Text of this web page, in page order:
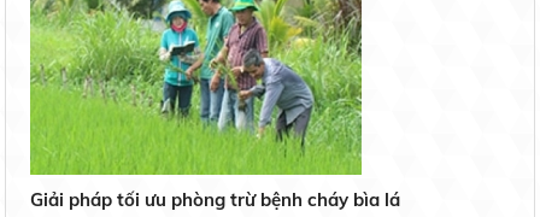
Giải pháp tối ưu phòng trừ bệnh cháy bìa lá
Nếp Ngỗng
Liên hệ